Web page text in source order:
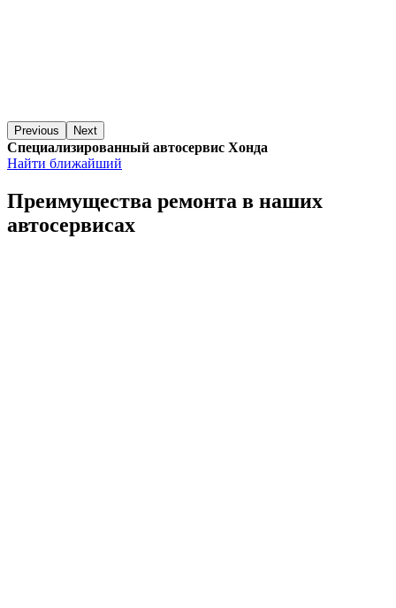
Previous Next
Специализированный автосервис Хонда
Найти ближайший
Преимущества ремонта в наших
автосервисах